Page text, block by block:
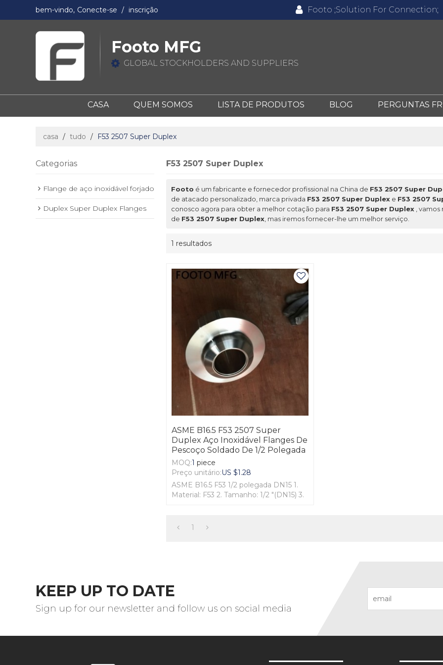
bem-vindo, Conecte-se / inscrição Footo ;Solution For Connection;
Footo MFG
GLOBAL STOCKHOLDERS AND SUPPLIERS
CASA QUEM SOMOS LISTA DE PRODUTOS BLOG PERGUNTAS
casa / tudo / F53 2507 Super Duplex
Categorias
Flange de aço inoxidável forjado
Duplex Super Duplex Flanges
F53 2507 Super Duplex
Footo é um fabricante e fornecedor profissional na China de F53 2507 Super
de atacado personalizado, marca privada F53 2507 Super Duplex e F53 2507
conosco agora para obter a melhor cotação para F53 2507 Super Duplex ,
de F53 2507 Super Duplex , mas iremos fornecer-lhe um melhor serviço.
1 resultados
ASME B16.5 F53 2507 Super
Duplex Aço Inoxidável Flanges De
Pescoço Soldado De 1/2 Polegada
MOQ:1 piece
Preço unitário:US $1.28
ASME B16.5 F53 1/2 polegada DN15 1.
Material: F53 2. Tamanho: 1/2 "(DN15) 3.
1
KEEP UP TO DATE
Sign up for our newsletter and follow us on social media